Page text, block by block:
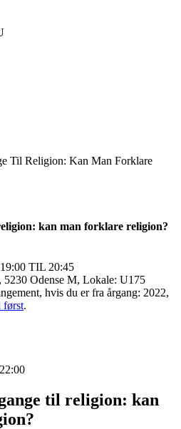
Til Religion: Kan Man Forklare
kan man forklare religion?
TIL 20:45
5230 Odense M, Lokale: U175
hvis du er fra årgang: 2022,
først.
til religion: kan